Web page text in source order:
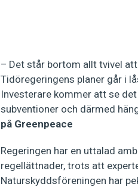
– Det står bortom allt tvivel
Tidöregeringens planer går i
Investerare kommer att se
subventioner och därmed
på Greenpeace
Regeringen har en uttalad
regellättnader, trots att
Naturskyddsföreningen har